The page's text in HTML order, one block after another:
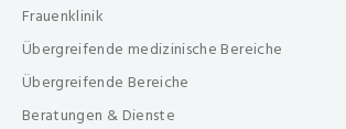
Frauenklinik
Übergreifende medizinische Bereiche
Übergreifende Bereiche
Beratungen & Dienste